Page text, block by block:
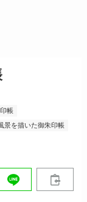
帳
景を描いた御朱印帳